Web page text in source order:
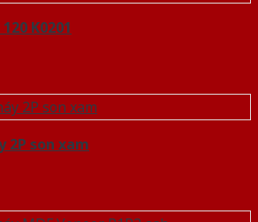
K0201
2P son xam